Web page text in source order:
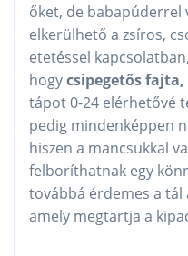
őket, de babapúderrel
elkerülhető a zsíros,
etetéssel
hogycsipegetős fajta,
tápot 0-24 elérhetővé
pedig mindenképpen
hiszen a mancsukkal
felboríthatnak egy
továbbá érdemes a
amely megtartja a